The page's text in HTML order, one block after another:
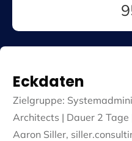
Eckdaten
Zielgruppe:
Architects | Dauer 2
Aaron Siller,